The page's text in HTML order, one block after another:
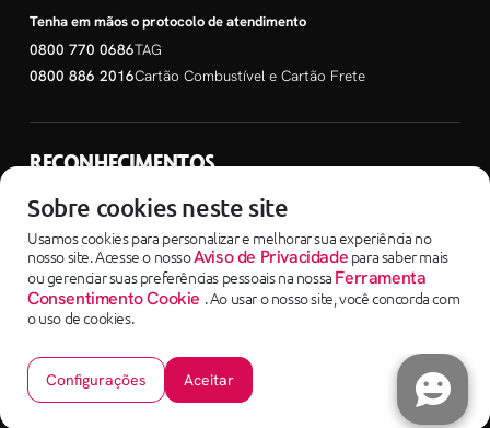
Tenha em mãos o protocolo de atendimento
0800 770 0686TAG
0800 886 2016Cartão Combustível e Cartão Frete
RECONHECIMENTOS
SEM PARAR EMPRESAS
Sem Parar Instituição de Pagamento LTDA - 04.088.208/0001-65 - Avenida Dra.
Ruth Cardoso, nº 7221 | 05425-902 - Pinheiros/SP
Sobre cookies neste site
Usamos cookies para personalizar e melhorar sua experiência no
nosso site. Acesse o nossoAviso de Privacidade para saber mais
ou gerenciar suas preferências pessoais na nossa Ferramenta
Consentimento Cookie . Ao usar o nosso site, você concorda com
o uso de cookies.
Configurações Aceitar